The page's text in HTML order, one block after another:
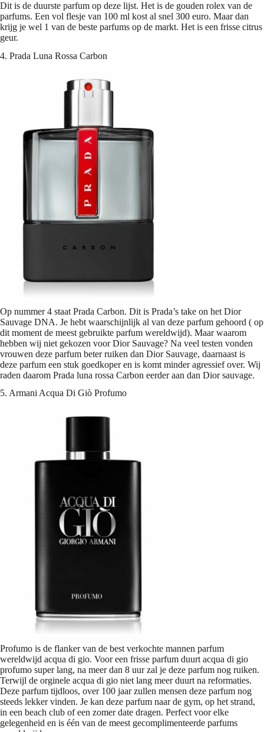
Dit is de duurste parfum op deze lijst. Het is de gouden rolex van de
parfums. Een vol flesje van 100 ml kost al snel 300 euro. Maar dan
krijg je wel 1 van de beste parfums op de markt. Het is een frisse citrus
geur.
4. Prada Luna Rossa Carbon
Op nummer 4 staat Prada Carbon. Dit is Prada’s take on het Dior
Sauvage DNA. Je hebt waarschijnlijk al van deze parfum gehoord ( op
dit moment de meest gebruikte parfum wereldwijd). Maar waarom
hebben wij niet gekozen voor Dior Sauvage? Na veel testen vonden
vrouwen deze parfum beter ruiken dan Dior Sauvage, daarnaast is
deze parfum een stuk goedkoper en is komt minder agressief over. Wij
raden daarom Prada luna rossa Carbon eerder aan dan Dior sauvage.
5. Armani Acqua Di Giò Profumo
Profumo is de flanker van de best verkochte mannen parfum
wereldwijd acqua di gio. Voor een frisse parfum duurt acqua di gio
profumo super lang, na meer dan 8 uur zal je deze parfum nog ruiken.
Terwijl de orginele acqua di gio niet lang meer duurt na reformaties.
Deze parfum tijdloos, over 100 jaar zullen mensen deze parfum nog
steeds lekker vinden. Je kan deze parfum naar de gym, op het strand,
in een beach club of een zomer date dragen. Perfect voor elke
gelegenheid en is één van de meest gecomplimenteerde parfums